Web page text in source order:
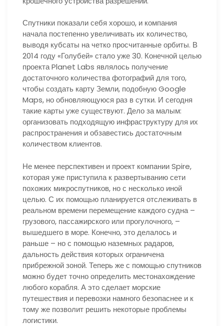
Спутники показали себя хорошо, и компания
начала постепенно увеличивать их количество,
выводя кубсаты на четко просчитанные орбиты. В
2014 году «Голубей» стало уже 30. Конечной целью
проекта Planet Labs являлось получение
достаточного количества фотографий для того,
чтобы создать карту Земли, подобную Google
Maps, но обновляющуюся раз в сутки. И сегодня
такие карты уже существуют. Дело за малым:
организовать подходящую инфраструктуру для их
распространения и обзавестись достаточным
количеством клиентов.
Не менее перспективен и проект компании Spire,
которая уже приступила к развертыванию сети
похожих микроспутников, но с несколько иной
целью. С их помощью планируется отслеживать в
реальном времени перемещение каждого судна –
грузового, пассажирского или прогулочного, –
вышедшего в море. Конечно, это делалось и
раньше – но с помощью наземных радаров,
дальность действия которых ограничена
прибрежной зоной. Теперь же с помощью спутников
можно будет точно определить местонахождение
любого корабля. А это сделает морские
путешествия и перевозки намного безопаснее и к
тому же позволит решить некоторые проблемы
логистики.